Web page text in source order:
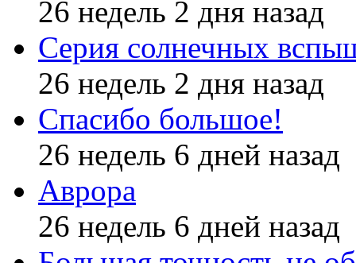
26 недель 2 дня назад
Серия солнечных
26 недель 2 дня назад
Спасибо большое!
26 недель 6 дней назад
Аврора
26 недель 6 дней назад